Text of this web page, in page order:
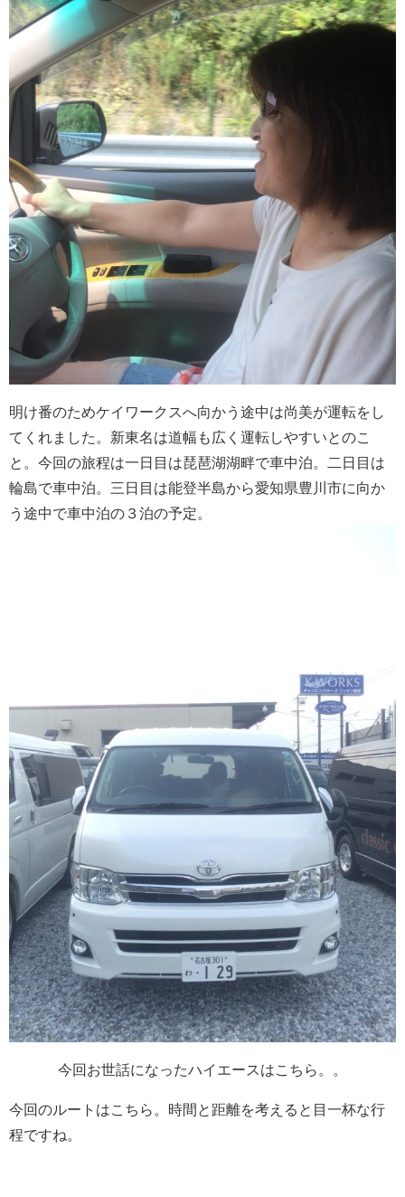
明け番のためケイワークスへ向かう途中は尚美が運転をし
てくれました。新東名は道幅も広く運転しやすいとのこ
と。今回の旅程は一日目は琵琶湖湖畔で車中泊。二日目は
輪島で車中泊。三日目は能登半島から愛知県豊川市に向か
う途中で車中泊の３泊の予定。
今回お世話になったハイエースはこちら。。
今回のルートはこちら。時間と距離を考えると目一杯な行
程ですね。